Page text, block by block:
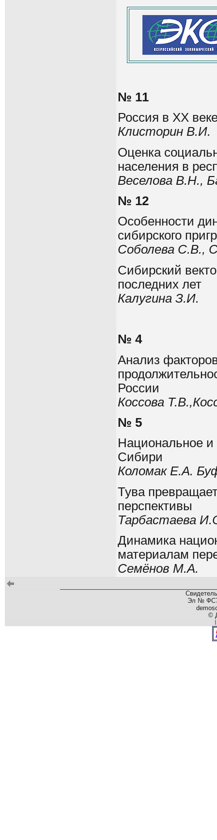
№ 11
Россия в ХХ
Клисторин В.И.
Оценка
населения в
Веселова В.Н.,
№ 12
Особенности
сибирского
Соболева С.В.,
Сибирский
последних лет
Калугина З.И.
№ 4
Анализ
России
Коссова
№ 5
Национальное и
Сибири
Коломак Е.А.
Тува
перспективы
Тарбастаева
Динамика
материалам
Семёнов М.А.
Эл №
©